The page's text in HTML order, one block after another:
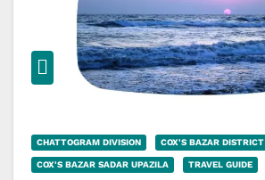
CHATTOGRAM DIVISION COX'S BAZAR DISTRICT
COX'S BAZAR SADAR UPAZILA TRAVEL GUIDE